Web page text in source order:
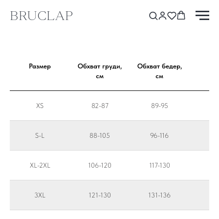
BRUCLAP
Размер
Обхват груди,
см
Обхват бедер,
см
XS 82-87 89-95
S-L 88-105 96-116
XL-2XL 106-120 117-130
3XL 121-130 131-136